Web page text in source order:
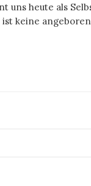
uns heute als
keine